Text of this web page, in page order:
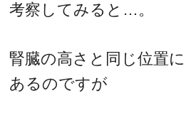
考察してみると…。
腎臓の高さと同じ位置に
あるのですが